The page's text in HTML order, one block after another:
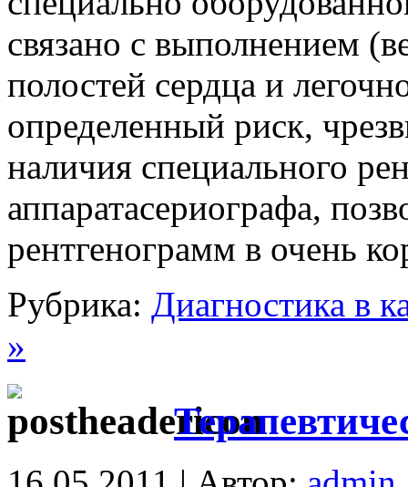
связано с выполнением
полостей сердца и
определенный риск,
наличия специального
аппаратасериографа,
рентгенограмм в очень
Рубрика: Диагностика в
»